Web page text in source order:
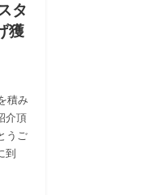
タ
獲
積み
介頂
うご
到